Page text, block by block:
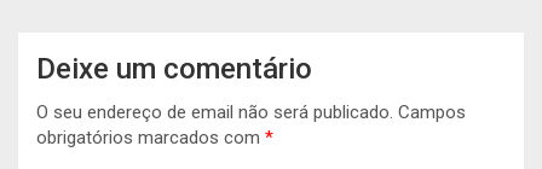
Deixe um comentário
O seu endereço de email não será publicado. Campos
obrigatórios marcados com *